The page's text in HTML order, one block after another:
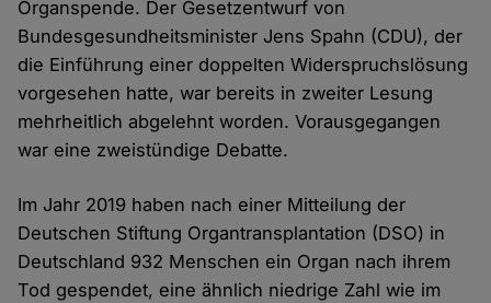
Organspende. Der Gesetzentwurf von
Bundesgesundheitsminister Jens Spahn (CDU), der
die Einführung einer doppelten Widerspruchslösung
vorgesehen hatte, war bereits in zweiter Lesung
mehrheitlich abgelehnt worden. Vorausgegangen
war eine zweistündige Debatte.
Im Jahr 2019 haben nach einer Mitteilung der
Deutschen Stiftung Organtransplantation (DSO) in
Deutschland 932 Menschen ein Organ nach ihrem
Tod gespendet, eine ähnlich niedrige Zahl wie im